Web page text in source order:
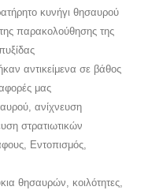
κυνήγι θησαυρού
παρακολούθησης της
αντικείμενα σε βάθος
μας
ανίχνευση
στρατιωτικών
Εντοπισμός,
θησαυρών, κοιλότητες,